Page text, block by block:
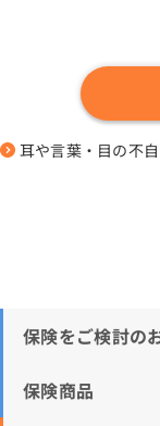
耳や言葉・目の不
保険をご検討の
保険商品